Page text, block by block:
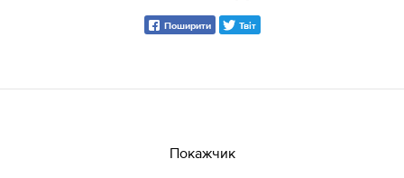
Поширити Твіт
Покажчик